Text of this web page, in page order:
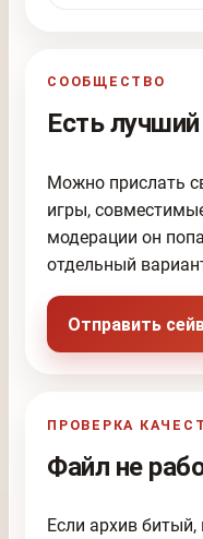
СООБЩЕСТВО
Есть
Можно прислать
игры,
модерации он
отдельный
Отправить
ПРОВЕРКА
Файл не
Если архив битый,